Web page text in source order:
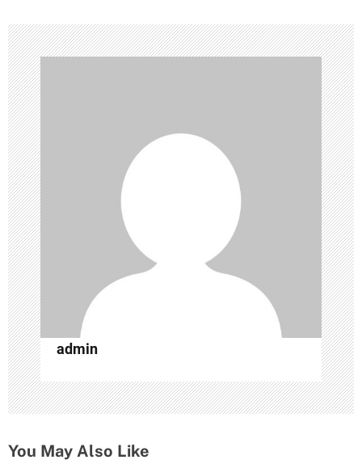
а
ц
и
я
п
о
з
а
п
и
с
я
м
admin
You May Also Like